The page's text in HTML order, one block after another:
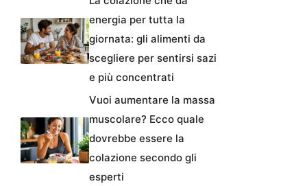
energia per tutta la
giornata: gli alimenti da
scegliere per sentirsi sazi
e più concentrati
Vuoi aumentare la massa
muscolare? Ecco quale
dovrebbe essere la
colazione secondo gli
esperti